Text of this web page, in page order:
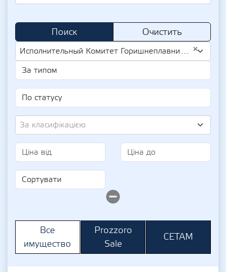
Поиск Очистить
×
Исполнительный Комитет Горишнеплавнинского Городского Совета Полтавской Области (UA-EDR 04057646)
За класифікацією
Все
имущество
Prozzoro
Sale
СЕТАМ